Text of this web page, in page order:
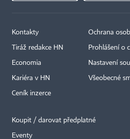
Kontakty
Tiráž redakce HN
Economia
Kariéra v HN
Ceník inzerce
Ochrana
Prohlášení o
Nastavení
Všeobecné
Koupit / darovat předplatné
Eventy